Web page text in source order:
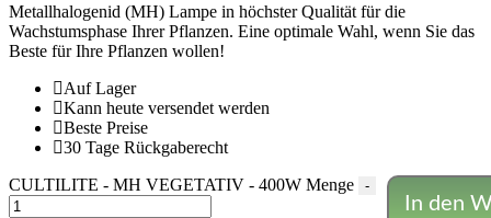
Metallhalogenid (MH) Lampe in höchster Qualität für die
Wachstumsphase Ihrer Pflanzen. Eine optimale Wahl, wenn Sie das
Beste für Ihre Pflanzen wollen!
Auf Lager
Kann heute versendet werden
Beste Preise
30 Tage Rückgaberecht
CULTILITE - MH VEGETATIV - 400W Menge
-
In den